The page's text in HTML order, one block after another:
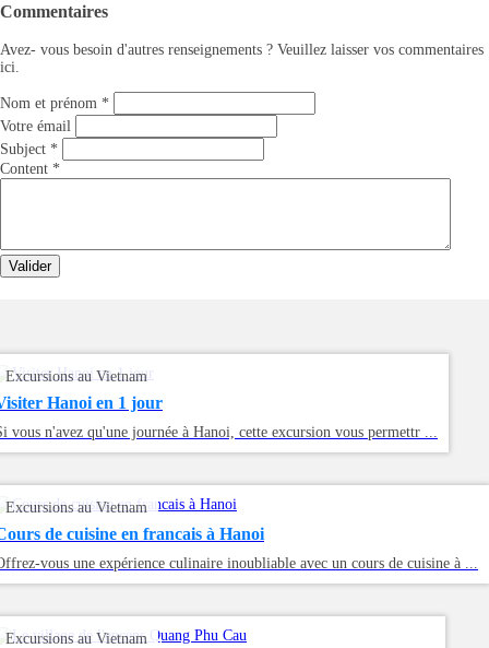
Commentaires
Avez- vous besoin d'autres renseignements ? Veuillez laisser vos commentaires
ici.
Nom et prénom *
Votre émail
Subject *
Content *
Valider
Excursions au Vietnam
Hanoi en 1 jour
vous n'avez qu'une journée à Hanoi, cette excursion vous permettr ...
Excursions au Vietnam
de cuisine en francais à Hanoi
vous une expérience culinaire inoubliable avec un cours de cuisine à ...
Excursions au Vietnam